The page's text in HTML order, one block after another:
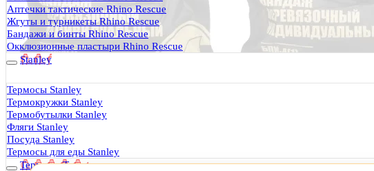
Аптечки тактические Rhino Rescue
Жгуты и турникеты Rhino Rescue
Бандажи и бинты Rhino Rescue
Окклюзионные пластыри Rhino Rescue
Stanley
Термосы Stanley
Термокружки Stanley
Термобутылки Stanley
Фляги Stanley
Посуда Stanley
Термосы для еды Stanley
Термосы Tyeso
Термосы Stanley
Фильтры для воды
Оплата и доставка
Гарантия и возврат
Оптовикам
Контакты
Будь Готов.
0